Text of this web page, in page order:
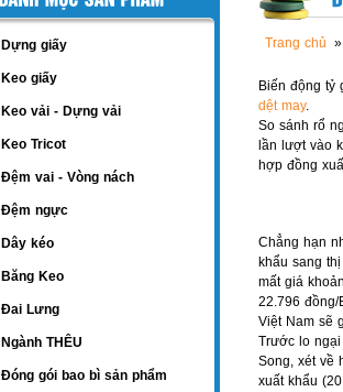
Dựng giấy
Keo giấy
Keo vải - Dựng vải
Keo Tricot
Đệm vai - Vòng nách
Đệm ngực
Dây kéo
Băng Keo
Đai Lưng
Ngành THÊU
Đóng gói bao bì sản phẩm
Trang chủ »
Biến động tỷ
dệt may.
So sánh rổ
lần lượt vào
hợp đồng
Chẳng hạn
khẩu sang
mất giá
22.796
Việt Nam sẽ
Trước lo
Song, xét về
xuất khẩu